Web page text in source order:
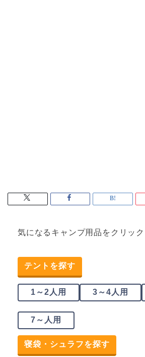
気になるキャンプ用品をクリック
テントを探す
1～2人用 3～4人用
7～人用
寝袋・シュラフを探す